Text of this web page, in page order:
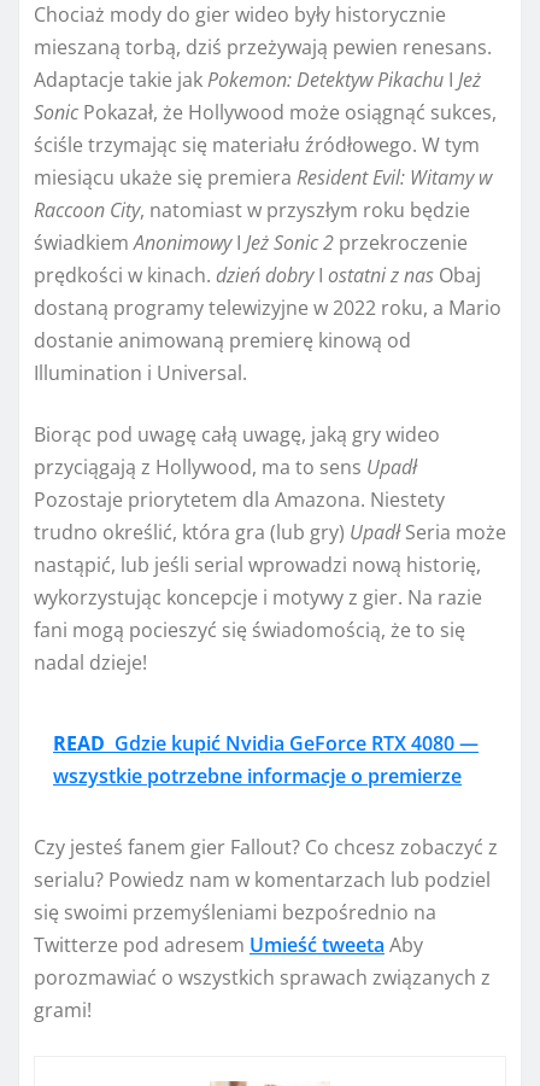
Chociaż mody do gier wideo były historycznie
mieszaną torbą, dziś przeżywają pewien renesans.
Adaptacje takie jakPokemon: Detektyw Pikachu I Jeż
SonicPokazał, że Hollywood może osiągnąć sukces,
ściśle trzymając się materiału źródłowego. W tym
miesiącu ukaże się premiera Resident Evil: Witamy w
Raccoon City, natomiast w przyszłym roku będzie
świadkiemAnonimowyI Jeż Sonic 2 przekroczenie
prędkości w kinach. dzień dobryI ostatni z nas Obaj
dostaną programy telewizyjne w 2022 roku, a Mario
dostanie animowaną premierę kinową od
Illumination i Universal.
Biorąc pod uwagę całą uwagę, jaką gry wideo
przyciągają z Hollywood, ma to sens Upadł
Pozostaje priorytetem dla Amazona. Niestety
trudno określić, która gra (lub gry) UpadłSeria może
nastąpić, lub jeśli serial wprowadzi nową historię,
wykorzystując koncepcje i motywy z gier. Na razie
fani mogą pocieszyć się świadomością, że to się
nadal dzieje!
READ Gdzie kupić Nvidia GeForce RTX 4080 —
wszystkie potrzebne informacje o premierze
Czy jesteś fanem gier Fallout? Co chcesz zobaczyć z
serialu? Powiedz nam w komentarzach lub podziel
się swoimi przemyśleniami bezpośrednio na
Twitterze pod adresem Umieść tweeta Aby
porozmawiać o wszystkich sprawach związanych z
grami!